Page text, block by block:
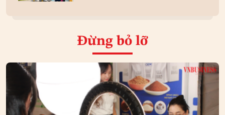
Đừng bỏ lỡ